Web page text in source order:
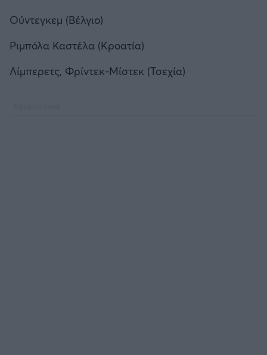
Ούντεγκεμ (Βέλγιο)
Ριμπόλα Καστέλα (Κροατία)
Λίμπερετς, Φρίντεκ-Μίστεκ (Τσεχία)